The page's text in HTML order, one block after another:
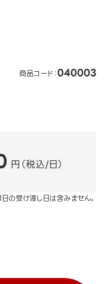
商品コード：040003
円（税込/日）
の受け渡し日は含みません。